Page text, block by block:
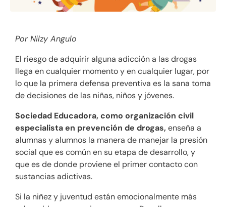
Por Nilzy Angulo
El riesgo de adquirir alguna adicción a las drogas
llega en cualquier momento y en cualquier lugar, por
lo que la primera defensa preventiva es la sana toma
de decisiones de las niñas, niños y jóvenes.
Sociedad Educadora, como organización civil
especialista en prevención de drogas,enseña a
alumnas y alumnos la manera de manejar la presión
social que es común en su etapa de desarrollo, y
que es de donde proviene el primer contacto con
sustancias adictivas.
Si la niñez y juventud están emocionalmente más